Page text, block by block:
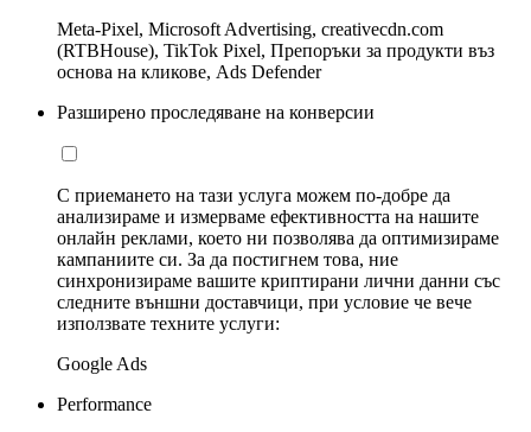
Meta-Pixel, Microsoft Advertising, creativecdn.com
(RTBHouse), TikTok Pixel, Препоръки за продукти въз
основа на кликове, Ads Defender
Разширено проследяване на конверсии
С приемането на тази услуга можем по-добре да
анализираме и измерваме ефективността на нашите
онлайн реклами, което ни позволява да оптимизираме
кампаниите си. За да постигнем това, ние
синхронизираме вашите криптирани лични данни със
следните външни доставчици, при условие че вече
използвате техните услуги:
Google Ads
Performance